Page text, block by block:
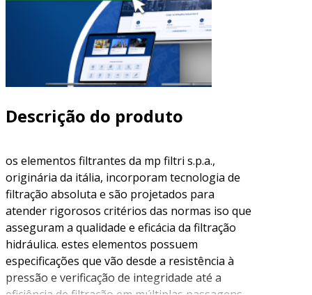
Descrição do produto
os elementos filtrantes da mp filtri s.p.a.,
originária da itália, incorporam tecnologia de
filtração absoluta e são projetados para
atender rigorosos critérios das normas iso que
asseguram a qualidade e eficácia da filtração
hidráulica. estes elementos possuem
especificações que vão desde a resistência à
pressão e verificação de integridade até a